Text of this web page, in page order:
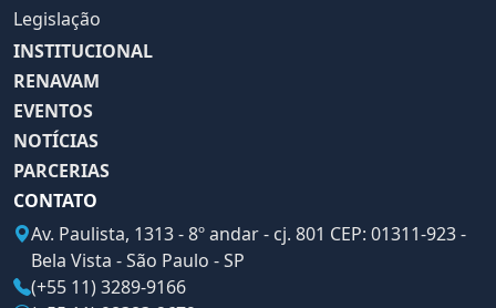
Legislação
INSTITUCIONAL
RENAVAM
EVENTOS
NOTÍCIAS
PARCERIAS
CONTATO
Av. Paulista, 1313 - 8º andar - cj. 801 CEP: 01311-923 -
Bela Vista - São Paulo - SP
(+55 11) 3289-9166